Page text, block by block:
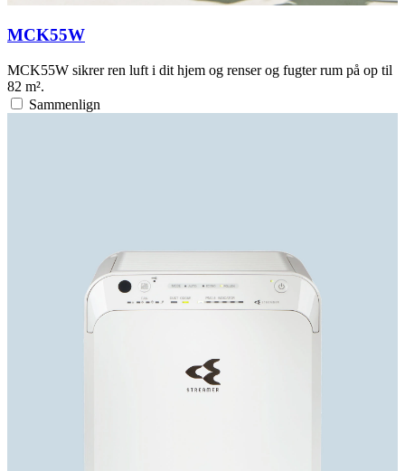
MCK55W
MCK55W sikrer ren luft i dit hjem og renser og fugter rum på op til
82 m².
Sammenlign